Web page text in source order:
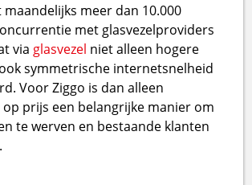
maandelijks meer dan 10.000
met glasvezelproviders
via glasvezel niet alleen hogere
symmetrische internetsnelheid
Voor Ziggo is dan alleen
prijs een belangrijke manier om
te werven en bestaande klanten